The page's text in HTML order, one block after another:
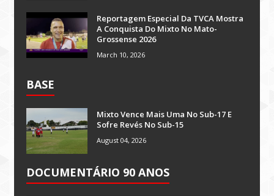
Reportagem Especial Da TVCA Mostra
A Conquista Do Mixto No Mato-
Grossense 2026
March 10, 2026
BASE
Mixto Vence Mais Uma No Sub-17 E
Sofre Revés No Sub-15
August 04, 2026
DOCUMENTÁRIO 90 ANOS